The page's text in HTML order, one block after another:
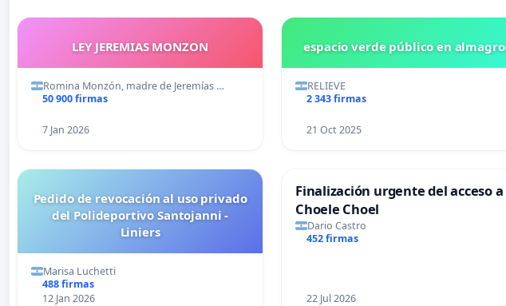
LEY JEREMIAS MONZON
Romina Monzón, madre de Jeremías …
50 900 firmas
7 Jan 2026
espacio verde público en almagro
RELIEVE
2 343 firmas
21 Oct 2025
Pedido de revocación al uso privado
del Polideportivo Santojanni -
Liniers
Marisa Luchetti
488 firmas
12 Jan 2026
Finalización urgente del acceso a
Choele Choel
Dario Castro
452 firmas
22 Jul 2026